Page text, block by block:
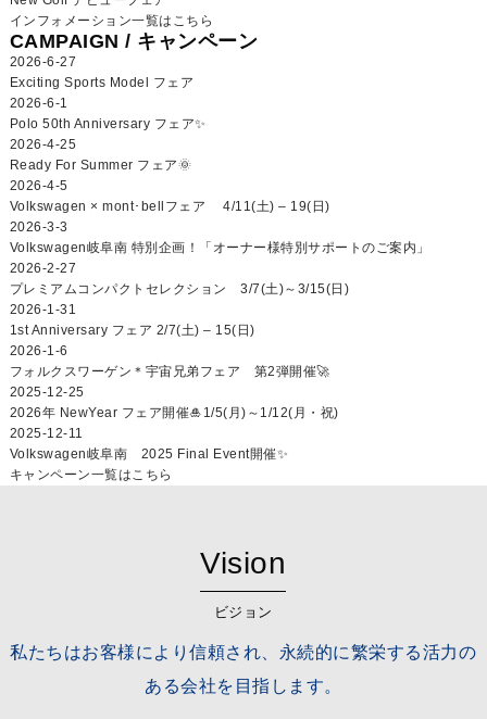
インフォメーション一覧はこちら
CAMPAIGN / キャンペーン
2026-6-27
Exciting Sports Model フェア
2026-6-1
Polo 50th Anniversary フェア✨
2026-4-25
Ready For Summer フェア🌞
2026-4-5
Volkswagen × mont･bellフェア 4/11(土) – 19(日)
2026-3-3
Volkswagen岐阜南 特別企画！「オーナー様特別サポートのご案内」
2026-2-27
プレミアムコンパクトセレクション 3/7(土)～3/15(日)
2026-1-31
1st Anniversary フェア 2/7(土) – 15(日)
2026-1-6
フォルクスワーゲン＊宇宙兄弟フェア 第2弾開催🚀
2025-12-25
2026年 NewYear フェア開催🎍1/5(月)～1/12(月・祝)
2025-12-11
Volkswagen岐阜南 2025 Final Event開催✨
キャンペーン一覧はこちら
Vision
ビジョン
私たちはお客様により信頼され、永続的に繁栄する活力の
ある会社を目指します。